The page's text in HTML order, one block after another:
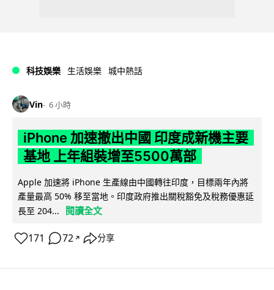
科技娛樂 生活娛樂 城中熱話
Vin 6 小時
iPhone 加速撤出中國 印度成新機主要
基地 上年組裝增至5500萬部
Apple 加速將 iPhone 生產線由中國轉往印度，目標兩年內將
產量最高 50% 移至當地。印度政府推出關稅豁免及稅務優惠延
長至 204...
閱讀全文
171 72 ↗ 分享